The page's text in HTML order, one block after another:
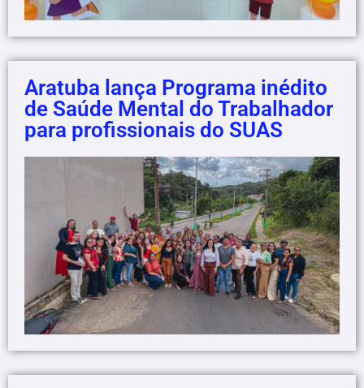
Aratuba lança Programa inédito
de Saúde Mental do Trabalhador
para profissionais do SUAS